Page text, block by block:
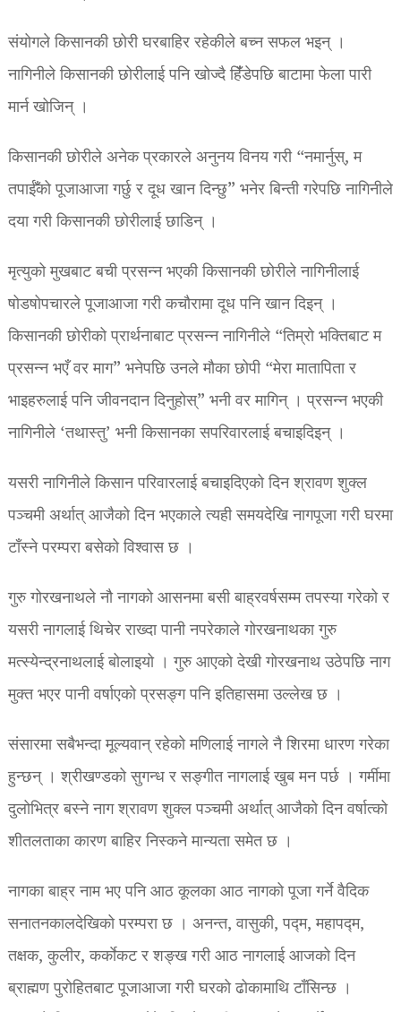
संयोगले किसानकी छोरी घरबाहिर रहेकीले बच्न सफल भइन् ।
नागिनीले किसानकी छोरीलाई पनि खोज्दै हिंँडेपछि बाटामा फेला पारी
मार्न खोजिन् ।
किसानकी छोरीले अनेक प्रकारले अनुनय विनय गरी “नमार्नुस्, म
तपाईँको पूजाआजा गर्छु र दूध खान दिन्छु” भनेर बिन्ती गरेपछि नागिनीले
दया गरी किसानकी छोरीलाई छाडिन् ।
मृत्युको मुखबाट बची प्रसन्न भएकी किसानकी छोरीले नागिनीलाई
षोडषोपचारले पूजाआजा गरी कचौरामा दूध पनि खान दिइन् ।
किसानकी छोरीको प्रार्थनाबाट प्रसन्न नागिनीले “तिम्रो भक्तिबाट म
प्रसन्न भएँ वर माग” भनेपछि उनले मौका छोपी “मेरा मातापिता र
भाइहरुलाई पनि जीवनदान दिनुहोस्” भनी वर मागिन् । प्रसन्न भएकी
नागिनीले ‘तथास्तु’ भनी किसानका सपरिवारलाई बचाइदिइन् ।
यसरी नागिनीले किसान परिवारलाई बचाइदिएको दिन श्रावण शुक्ल
पञ्चमी अर्थात् आजैको दिन भएकाले त्यही समयदेखि नागपूजा गरी घरमा
टाँस्ने परम्परा बसेको विश्वास छ ।
गुरु गोरखनाथले नौ नागको आसनमा बसी बाह्रवर्षसम्म तपस्या गरेको र
यसरी नागलाई थिचेर राख्दा पानी नपरेकाले गोरखनाथका गुरु
मत्स्येन्द्रनाथलाई बोलाइयो । गुरु आएको देखी गोरखनाथ उठेपछि नाग
मुक्त भएर पानी वर्षाएको प्रसङ्ग पनि इतिहासमा उल्लेख छ ।
संसारमा सबैभन्दा मूल्यवान् रहेको मणिलाई नागले नै शिरमा धारण गरेका
हुन्छन् । श्रीखण्डको सुगन्ध र सङ्गीत नागलाई खुब मन पर्छ । गर्मीमा
दुलोभित्र बस्ने नाग श्रावण शुक्ल पञ्चमी अर्थात् आजैको दिन वर्षात्को
शीतलताका कारण बाहिर निस्कने मान्यता समेत छ ।
नागका बाह्र नाम भए पनि आठ कूलका आठ नागको पूजा गर्ने वैदिक
सनातनकालदेखिको परम्परा छ । अनन्त, वासुकी, पद्म, महापद्म,
तक्षक, कुलीर, कर्काेकट र शङ्ख गरी आठ नागलाई आजको दिन
ब्राह्मण पुरोहितबाट पूजाआजा गरी घरको ढोकामाथि टाँसिन्छ ।